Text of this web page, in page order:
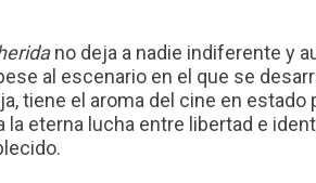
no deja a nadie indiferente y
al escenario en el que se
tiene el aroma del cine en estado
eterna lucha entre libertad e